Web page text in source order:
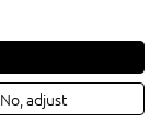
No, adjust